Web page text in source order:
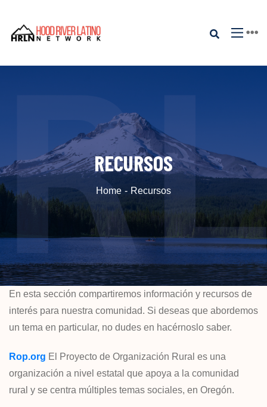
RECURSOS
Home Recursos
En esta sección compartiremos información y recursos de
interés para nuestra comunidad. Si deseas que abordemos
un tema en particular, no dudes en hacérnoslo saber.
Rop.org El Proyecto de Organización Rural es una
organización a nivel estatal que apoya a la comunidad
rural y se centra múltiples temas sociales, en Oregón.